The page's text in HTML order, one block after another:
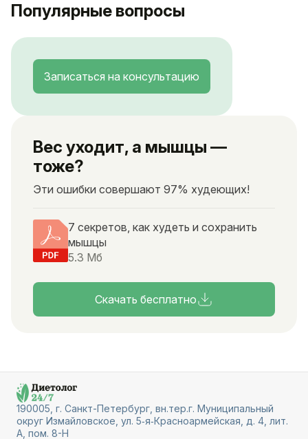
Популярные вопросы
Записаться на консультацию
Вес уходит, а мышцы —
тоже?
Эти ошибки совершают 97% худеющих!
7 секретов, как худеть и сохранить
мышцы
5.3 Мб
Скачать бесплатно
190005, г. Санкт-Петербург, вн.тер.г. Муниципальный
округ Измайловское, ул. 5‑я‑Красноармейская, д. 4, лит.
А, пом. 8-Н